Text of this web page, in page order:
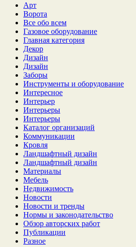
Арт
Ворота
Все обо всем
Газовое оборудование
Главная категория
Декор
Дизайн
Дизайн
Заборы
Инструменты и оборудование
Интересное
Интерьер
Интерьеры
Интерьеры
Каталог организаций
Коммуникации
Кровля
Ландшафтный дизайн
Ландшафтный дизайн
Материалы
Мебель
Недвижимость
Новости
Новости и тренды
Нормы и законодательство
Обзор авторских работ
Публикации
Разное